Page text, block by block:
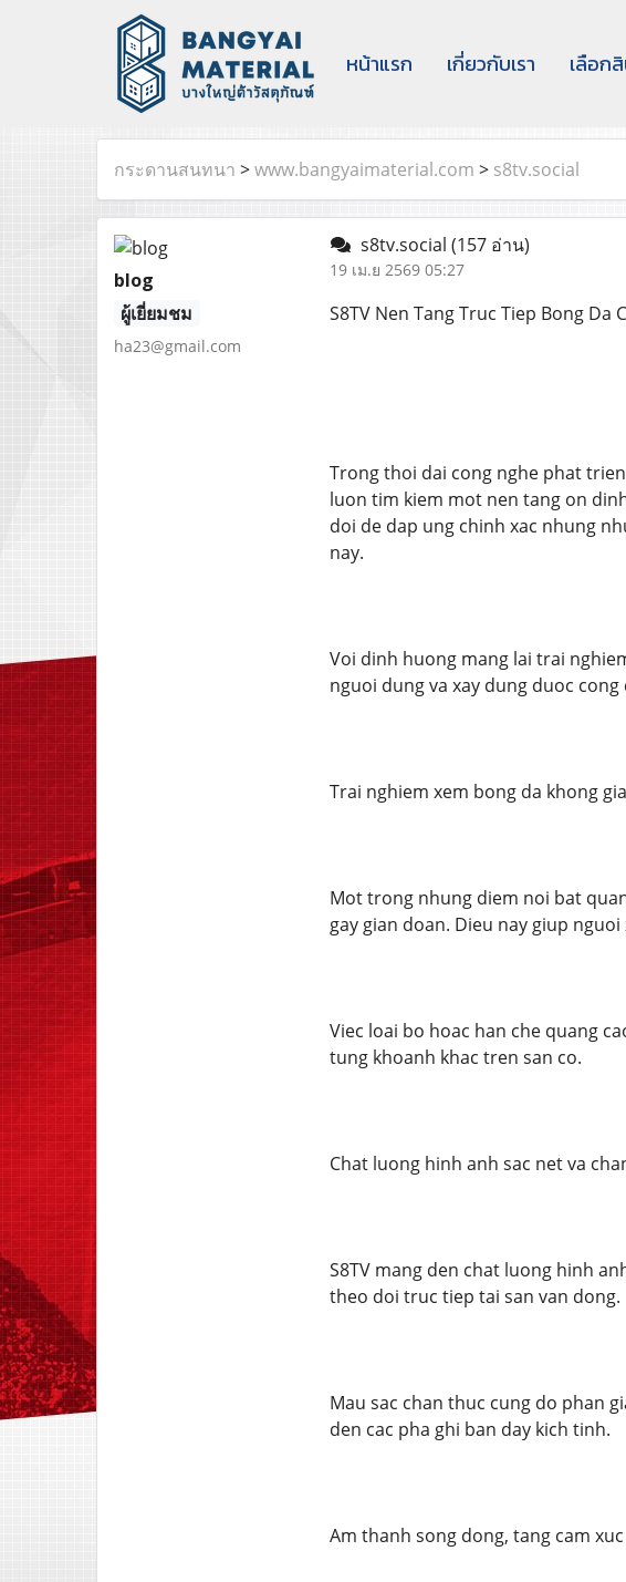
หน้าแรก เกี่ยวกับเรา เลือก
กระดานสนทนา >www.bangyaimaterial.com > s8tv.social
blog
ผู้เยี่ยมชม
ha23@gmail.com
s8tv.social (157 อ่าน)
19 เม.ย 2569 05:27
S8TV Nen Tang Truc Tiep Bong
Trong thoi dai cong nghe phat
luon tim kiem mot nen tang on
doi de dap ung chinh xac nhung
nay.
Voi dinh huong mang lai trai
nguoi dung va xay dung duoc
Trai nghiem xem bong da khong
Mot trong nhung diem noi bat
gay gian doan. Dieu nay giup
Viec loai bo hoac han che quang
tung khoanh khac tren san co.
Chat luong hinh anh sac net va
S8TV mang den chat luong hinh
theo doi truc tiep tai san van dong.
Mau sac chan thuc cung do phan
den cac pha ghi ban day kich tinh.
Am thanh song dong, tang cam